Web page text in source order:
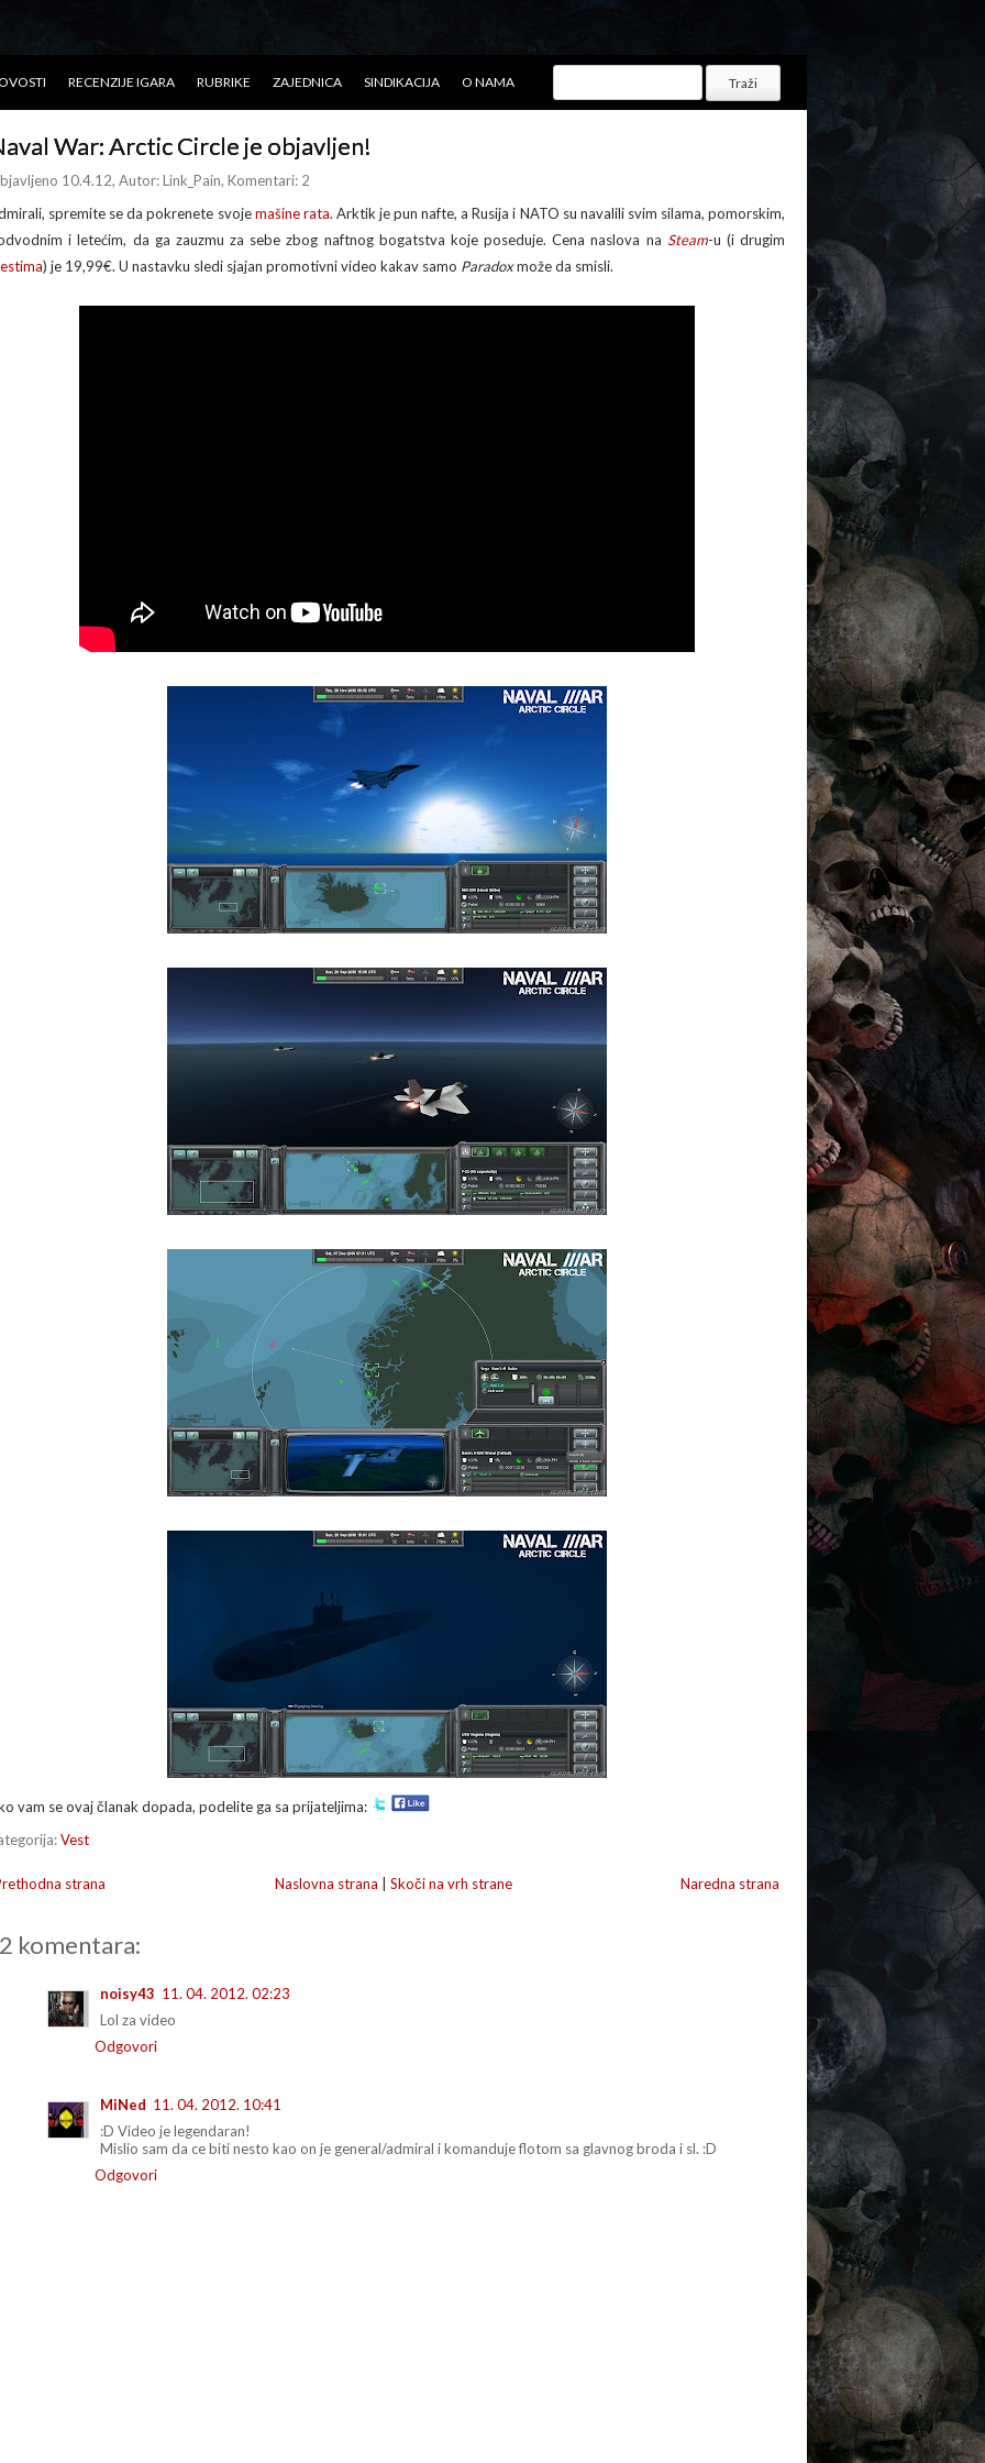
RECENZIJE IGARA RUBRIKE ZAJEDNICA SINDIKACIJA O NAMA
War: Arctic Circle je objavljen!
10.4.12, Autor:Link_Pain, Komentari: 2
spremite se da pokrenete svojemašine rata. Arktik je pun nafte, a Rusija i NATO su navalili svim silama, pomorskim,
i letećim, da ga zauzmu za sebe zbog naftnog bogatstva koje poseduje. Cena naslova na Steam-u (i drugim
) je 19,99€. U nastavku sledi sjajan promotivni video kakav samo Paradoxmože da smisli.
vam se ovaj članak dopada, podelite ga sa prijateljima:
Vest
Naredna strana
strana Naslovna strana Skoči na vrh strane
2 komentara:
noisy43 11. 04. 2012. 02:23
Lol za video
Odgovori
MiNed 11. 04. 2012. 10:41
:D Video je legendaran!
Mislio sam da ce biti nesto kao on je general/admiral i komanduje flotom sa glavnog broda i sl. :D
Odgovori